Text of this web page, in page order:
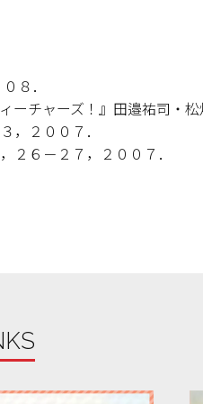
８．
ーチャーズ！』田邉祐司・
２００７．
６－２７，２００７．